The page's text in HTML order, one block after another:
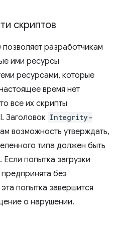
скриптов
разработчикам
ими ресурсы
ресурсами, которые
время нет
все их скрипты
Заголовок Integrity-
возможность утверждать,
типа должен быть
попытка загрузки
без
попытка завершится
о нарушении.